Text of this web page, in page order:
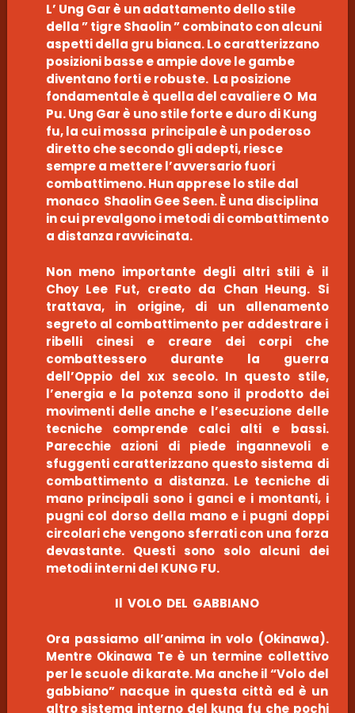
L’ Ung Gar è un adattamento dello stile
della ” tigre Shaolin ” combinato con alcuni
aspetti della gru bianca. Lo caratterizzano
posizioni basse e ampie dove le gambe
diventano forti e robuste. La posizione
fondamentale è quella del cavaliere O Ma
Pu. Ung Gar è uno stile forte e duro di Kung
fu, la cui mossa principale è un poderoso
diretto che secondo gli adepti, riesce
sempre a mettere l’avversario fuori
combattimeno. Hun apprese lo stile dal
monaco Shaolin Gee Seen. È una disciplina
in cui prevalgono i metodi di combattimento
a distanza ravvicinata.
Non meno importante degli altri stili è il
Choy Lee Fut, creato da Chan Heung. Si
trattava, in origine, di un allenamento
segreto al combattimento per addestrare i
ribelli cinesi e creare dei corpi che
combattessero durante la guerra
dell’Oppio del xιx secolo. In questo stile,
l’energia e la potenza sono il prodotto dei
movimenti delle anche e l’esecuzione delle
tecniche comprende calci alti e bassi.
Parecchie azioni di piede ingannevoli e
sfuggenti caratterizzano questo sistema di
combattimento a distanza. Le tecniche di
mano principali sono i ganci e i montanti, i
pugni col dorso della mano e i pugni doppi
circolari che vengono sferrati con una forza
devastante. Questi sono solo alcuni dei
metodi interni del KUNG FU.
Il VOLO DEL GABBIANO
Ora passiamo all’anima in volo (Okinawa).
Mentre Okinawa Te è un termine collettivo
per le scuole di karate. Ma anche il “Volo del
gabbiano” nacque in questa città ed è un
altro sistema interno del kung fu che pochi